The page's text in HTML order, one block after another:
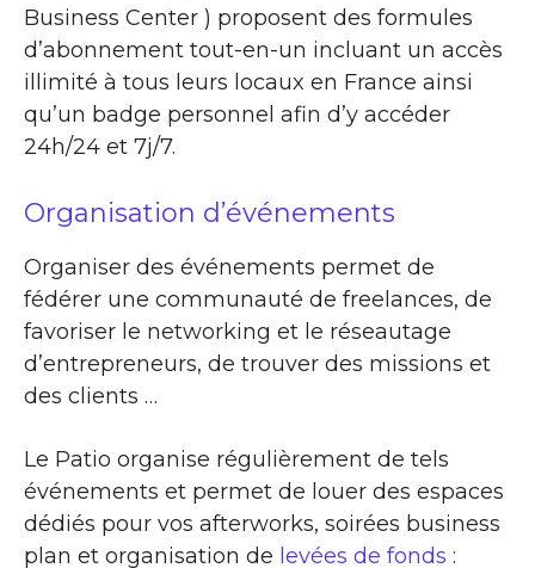
Business Center ) proposent des formules
d’abonnement tout-en-un incluant un accès
illimité à tous leurs locaux en France ainsi
qu’un badge personnel afin d’y accéder
24h/24 et 7j/7.
Organisation d’événements
Organiser des événements permet de
fédérer une communauté de freelances, de
favoriser le networking et le réseautage
d’entrepreneurs, de trouver des missions et
des clients …
Le Patio organise régulièrement de tels
événements et permet de louer des espaces
dédiés pour vos afterworks, soirées business
plan et organisation de levées de fonds :